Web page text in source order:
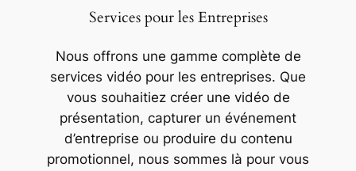
Services pour les Entreprises
Nous offrons une gamme complète de
services vidéo pour les entreprises. Que
vous souhaitiez créer une vidéo de
présentation, capturer un événement
d’entreprise ou produire du contenu
promotionnel, nous sommes là pour vous